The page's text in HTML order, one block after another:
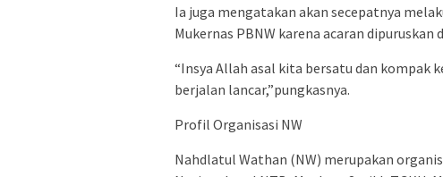
Ia juga mengatakan akan secepatnya
Mukernas PBNW karena acaran dipuruskan
“Insya Allah asal kita bersatu dan kompak
berjalan lancar,”pungkasnya.
Profil Organisasi NW
Nahdlatul Wathan (NW) merupakan